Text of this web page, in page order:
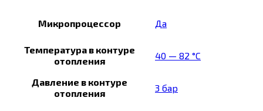
Микропроцессор Да
Температура в контуре
отопления
40 — 82 °C
Давление в контуре
отопления
3 бар